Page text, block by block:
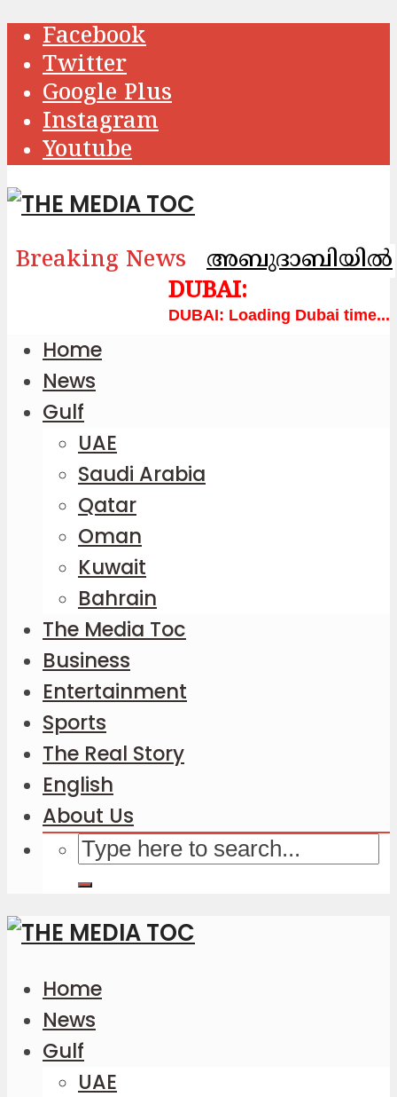
Facebook
Twitter
Google Plus
Instagram
Youtube
Breaking News അബുദാബിയിൽ
Loading Dubai time...
Home
News
Gulf
UAE
Saudi Arabia
Qatar
Oman
Kuwait
Bahrain
The Media Toc
Business
Entertainment
Sports
The Real Story
English
About Us
Home
News
Gulf
UAE